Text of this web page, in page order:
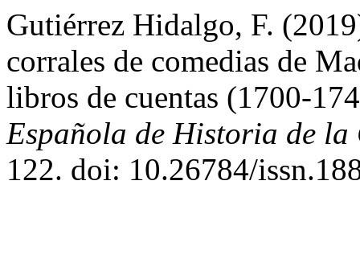
Gutiérrez Hidalgo, F.
corrales de comedias de
libros de cuentas (1700-
Española de Historia de
122. doi: 10.26784/